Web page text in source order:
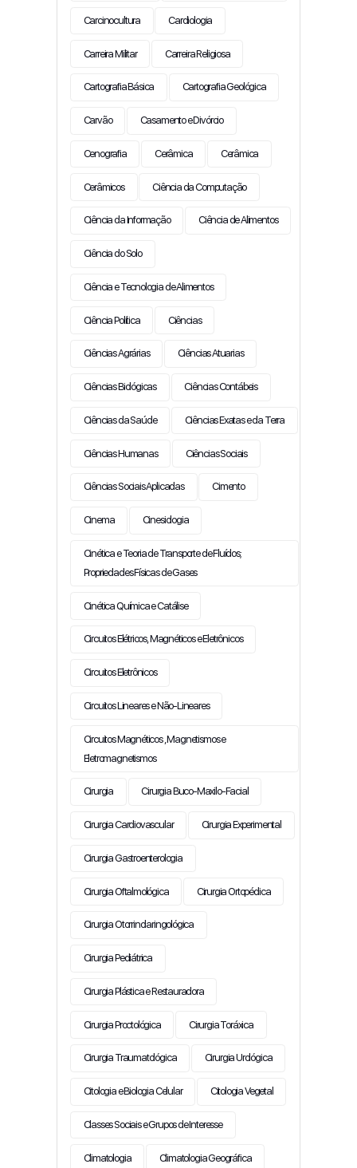
Carcinocultura Cardiologia
Carreira Militar Carreira Religiosa
Cartografia Básica Cartografia Geológica
Carvão Casamento e Divórcio
Cenografia Cerâmica Cerâmica
Cerâmicos Ciência da Computação
Ciência da Informação Ciência de Alimentos
Ciência do Solo
Ciência e Tecnologia de Alimentos
Ciência Política Ciências
Ciências Agrárias Ciências Atuarias
Ciências Biológicas Ciências Contábeis
Ciências da Saúde Ciências Exatas e da Terra
Ciências Humanas Ciências Sociais
Ciências Sociais Aplicadas Cimento
Cinema Cinesiologia
Cinética e Teoria de Transporte de Fluídos;
Propriedades Físicas de Gases
Cinética Química e Catálise
Circuitos Elétricos, Magnéticos e Eletrônicos
Circuitos Eletrônicos
Circuitos Lineares e Não-Lineares
Circuitos Magnéticos , Magnetismos e
Eletromagnetismos
Cirurgia Cirurgia Buco-Maxilo-Facial
Cirurgia Cardiovascular Cirurgia Experimental
Cirurgia Gastroenterologia
Cirurgia Oftalmológica Cirurgia Ortopédica
Cirurgia Otorrinolaringológica
Cirurgia Pediátrica
Cirurgia Plástica e Restauradora
Cirurgia Proctológica Cirurgia Toráxica
Cirurgia Traumatológica Cirurgia Urológica
Citologia e Biologia Celular Citologia Vegetal
Classes Sociais e Grupos de Interesse
Climatologia Climatologia Geográfica